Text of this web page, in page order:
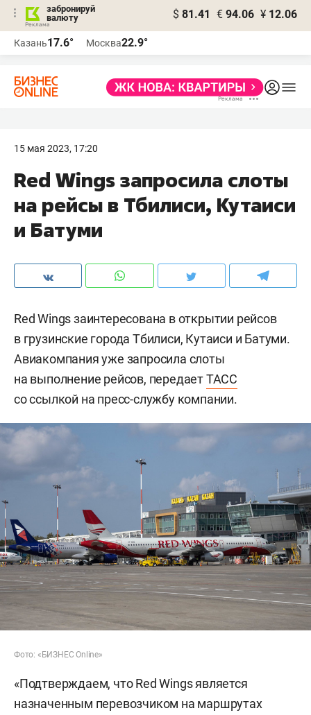
забронируй
валюту
$ 81.41 € 94.06 ¥ 12.06
Казань17.6° Москва22.9°
15 мая 2023, 17:20
Red Wings запросила слоты
на рейсы в Тбилиси, Кутаиси
и Батуми
Red Wings заинтересована в открытии рейсов
в грузинские города Тбилиси, Кутаиси и Батуми.
Авиакомпания уже запросила слоты
на выполнение рейсов, передаетТАСС
со ссылкой на пресс-службу компании.
Фото: «БИЗНЕС Online»
«Подтверждаем, что Red Wings является
назначенным перевозчиком на маршрутах